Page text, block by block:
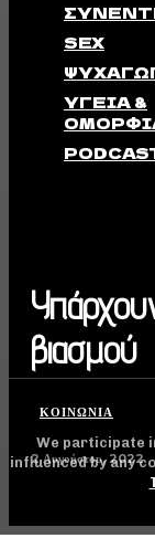
βιασμού
ΚΟΙΝΩΝΊΑ
2 Αυγούστου, 2022
SEX
ΥΓΕΊΑ &
We participate
influenced by any